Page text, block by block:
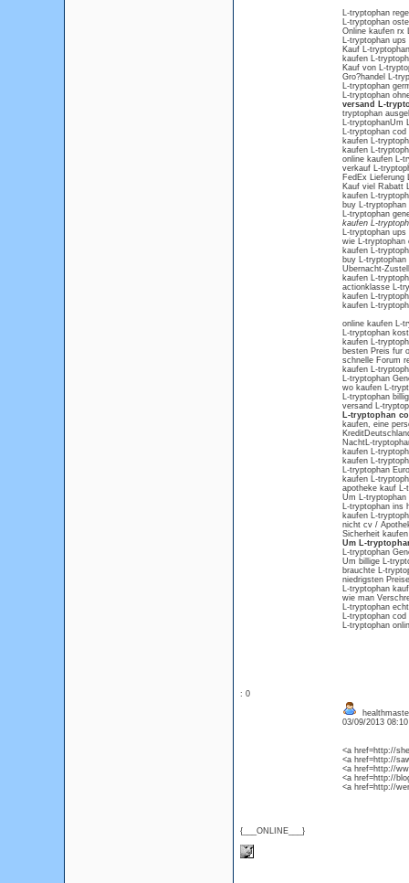
L-tryptophan
L-tryptophan
Online kaufen rx
L-tryptophan ups
Kauf L-
kaufen L-
Kauf von L-
Gro?handel L-
L-tryptophan
L-tryptophan
versand L-
tryptophan
L-tryptophanUm
L-tryptophan cod
kaufen L-
kaufen L-
online kaufen L-
verkauf L-
FedEx Lieferung
Kauf viel Rabatt
kaufen L-
buy L-
L-tryptophan
kaufen L-
L-tryptophan ups
wie L-tryptophan
kaufen L-
buy L-
Ubernacht-
kaufen L-
actionklasse L-
kaufen L-
kaufen L-
online kaufen L-
L-tryptophan
kaufen L-
besten Preis fur
schnelle Forum
kaufen L-
L-tryptophan
wo kaufen L-
L-tryptophan
versand L-
L-tryptophan
kaufen, eine
NachtL-
kaufen L-
kaufen L-
L-tryptophan
kaufen L-
apotheke kauf L-
Um L-tryptophan
L-tryptophan ins
kaufen L-
nicht cv /
Sicherheit
Um L-
L-tryptophan
Um billige L-
brauchte L-
niedrigsten
L-tryptophan
wie man
L-tryptophan
L-tryptophan cod
L-tryptophan
: 0
{___ONLINE___}
03/09/2013
<a href=http://
<a href=http://
<a href=http://
<a href=http://
<a href=http://